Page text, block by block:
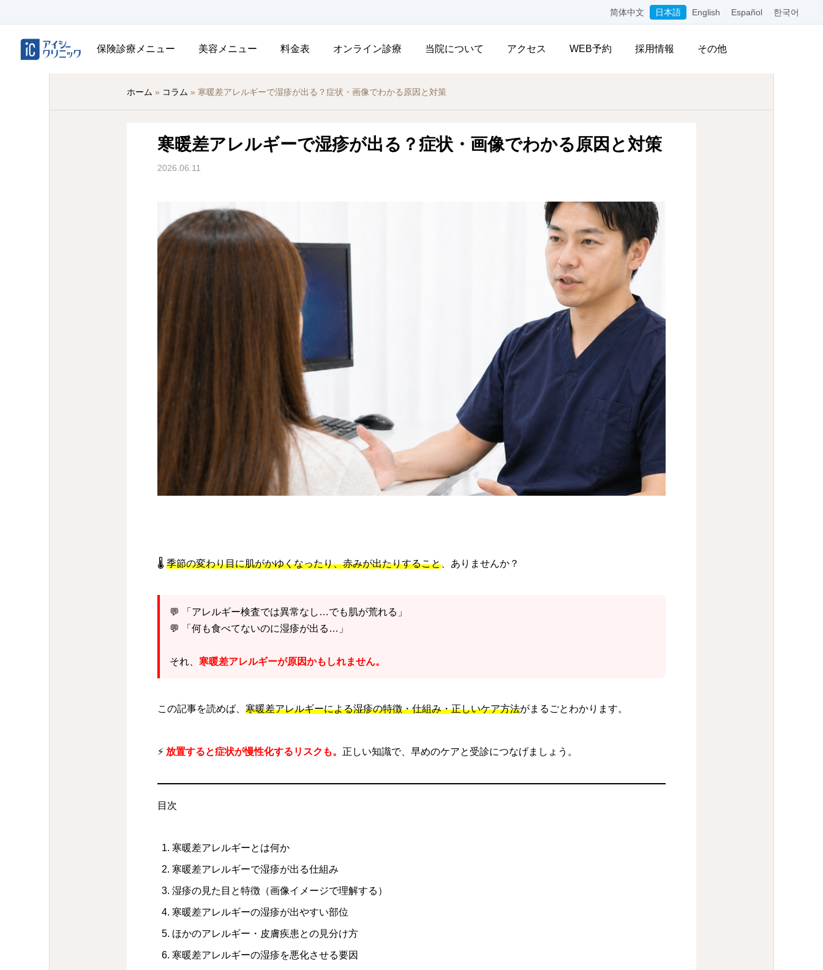
简体中文 日本語 English Español 한국어
保険診療メニュー 美容メニュー 料金表 オンライン診療 当院について アクセス WEB予約 採用情報 その他
ホーム » コラム » 寒暖差アレルギーで湿疹が出る？症状・画像でわかる原因と対策
寒暖差アレルギーで湿疹が出る？症状・画像でわかる原因と対策
2026.06.11
🌡️ 季節の変わり目に肌がかゆくなったり、赤みが出たりすること 、ありませんか？
💬 「アレルギー検査では異常なし…でも肌が荒れる」
💬 「何も食べてないのに湿疹が出る…」
それ、 寒暖差アレルギーが原因かもしれません。
この記事を読めば、 寒暖差アレルギーによる湿疹の特徴・仕組み・正しいケア方法がまるごとわかります。
⚡ 放置すると症状が慢性化するリスクも。 正しい知識で、早めのケアと受診につなげましょう。
目次
寒暖差アレルギーとは何か
寒暖差アレルギーで湿疹が出る仕組み
湿疹の見た目と特徴（画像イメージで理解する）
寒暖差アレルギーの湿疹が出やすい部位
ほかのアレルギー・皮膚疾患との見分け方
寒暖差アレルギーの湿疹を悪化させる要因